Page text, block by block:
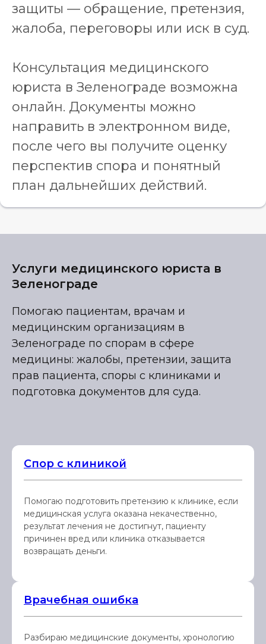
защиты — обращение, претензия,
жалоба, переговоры или иск в суд.
Консультация медицинского
юриста в Зеленограде возможна
онлайн. Документы можно
направить в электронном виде,
после чего вы получите оценку
перспектив спора и понятный
план дальнейших действий.
Услуги медицинского юриста в
Зеленограде
Помогаю пациентам, врачам и
медицинским организациям в
Зеленограде по спорам в сфере
медицины: жалобы, претензии, защита
прав пациента, споры с клиниками и
подготовка документов для суда.
Спор с клиникой
Помогаю подготовить претензию к клинике, если
медицинская услуга оказана некачественно,
результат лечения не достигнут, пациенту
причинен вред или клиника отказывается
возвращать деньги.
Врачебная ошибка
Разбираю медицинские документы, хронологию